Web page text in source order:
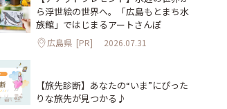
ら浮世絵の世界へ。「広島もとまち水
族館」ではじまるアートさんぽ
広島県 [PR] 2026.07.31
【旅先診断】あなたの“いま”にぴった
りな旅先が見つかる♪